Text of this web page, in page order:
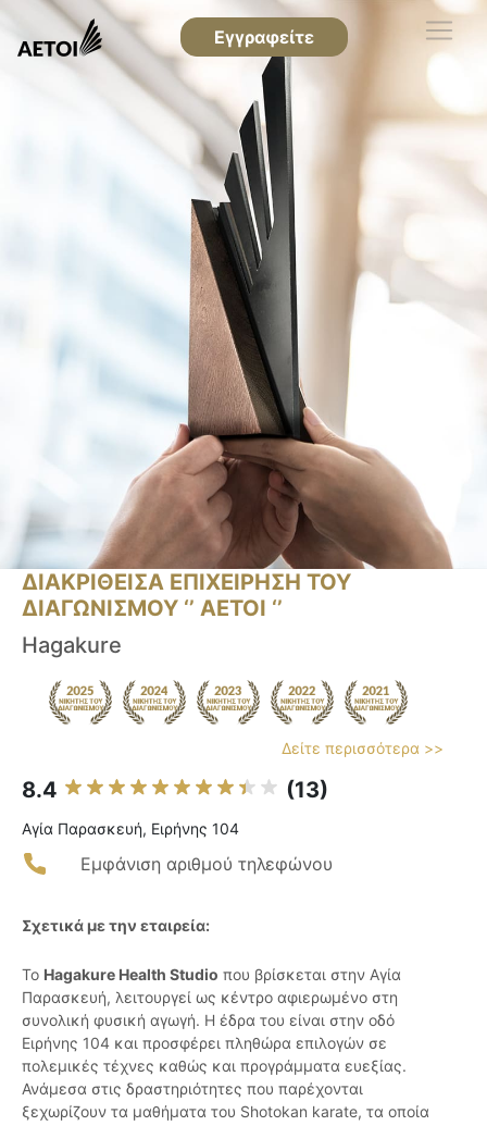
Εγγραφείτε
ΔΙΑΚΡΙΘΕΙΣΑ ΕΠΙΧΕΙΡΗΣΗ ΤΟΥ
ΔΙΑΓΩΝΙΣΜΟΥ ‘’ ΑΕΤΟΙ ‘’
Hagakure
Δείτε περισσότερα >>
8.4 (13)
Αγία Παρασκευή, Ειρήνης 104
Εμφάνιση αριθμού τηλεφώνου
Σχετικά με την εταιρεία:
Το Hagakure Health Studio που βρίσκεται στην Αγία
Παρασκευή, λειτουργεί ως κέντρο αφιερωμένο στη
συνολική φυσική αγωγή. Η έδρα του είναι στην οδό
Ειρήνης 104 και προσφέρει πληθώρα επιλογών σε
πολεμικές τέχνες καθώς και προγράμματα ευεξίας.
Ανάμεσα στις δραστηριότητες που παρέχονται
ξεχωρίζουν τα μαθήματα του Shotokan karate, τα οποία